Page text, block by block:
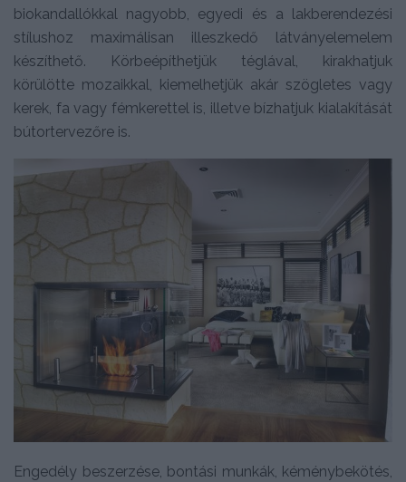
biokandallókkal nagyobb, egyedi és a lakberendezési
stílushoz maximálisan illeszkedő látványelemelem
készíthető. Körbeépíthetjük téglával, kirakhatjuk
körülötte mozaikkal, kiemelhetjük akár szögletes vagy
kerek, fa vagy fémkerettel is, illetve bízhatjuk kialakítását
bútortervezőre is.
Engedély beszerzése, bontási munkák, kéménybekötés,